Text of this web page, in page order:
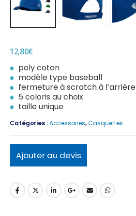
12,80€
poly coton
modèle type baseball
fermeture à scratch à l’arrière
5 coloris au choix
taille unique
Catégories :Accessoires,Casquettes
Ajouter au devis